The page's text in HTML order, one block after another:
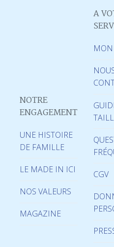
NOTRE
ENGAGEMENT
UNE HISTOIRE
DE FAMILLE
LE MADE IN ICI
NOS VALEURS
MAGAZINE
A
CGV